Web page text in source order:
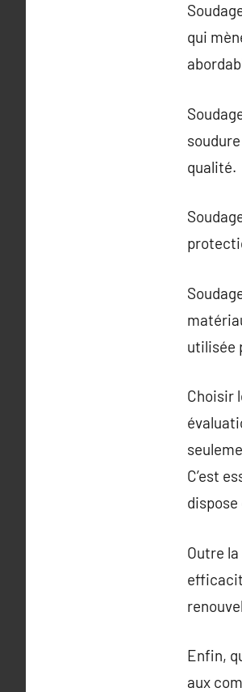
qui
qualité.
utilisée
Choisir
C’est
Outre
Enfin,
aux